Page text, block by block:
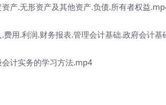
.无形资产及其他资产.负债.所有者权益
用.利润.财务报表.管理会计基础.政府会计基
计实务的学习方法.mp4